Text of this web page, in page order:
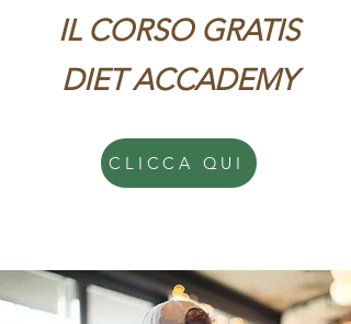
IL CORSO GRATIS
DIET ACCADEMY
CLICCA QUI